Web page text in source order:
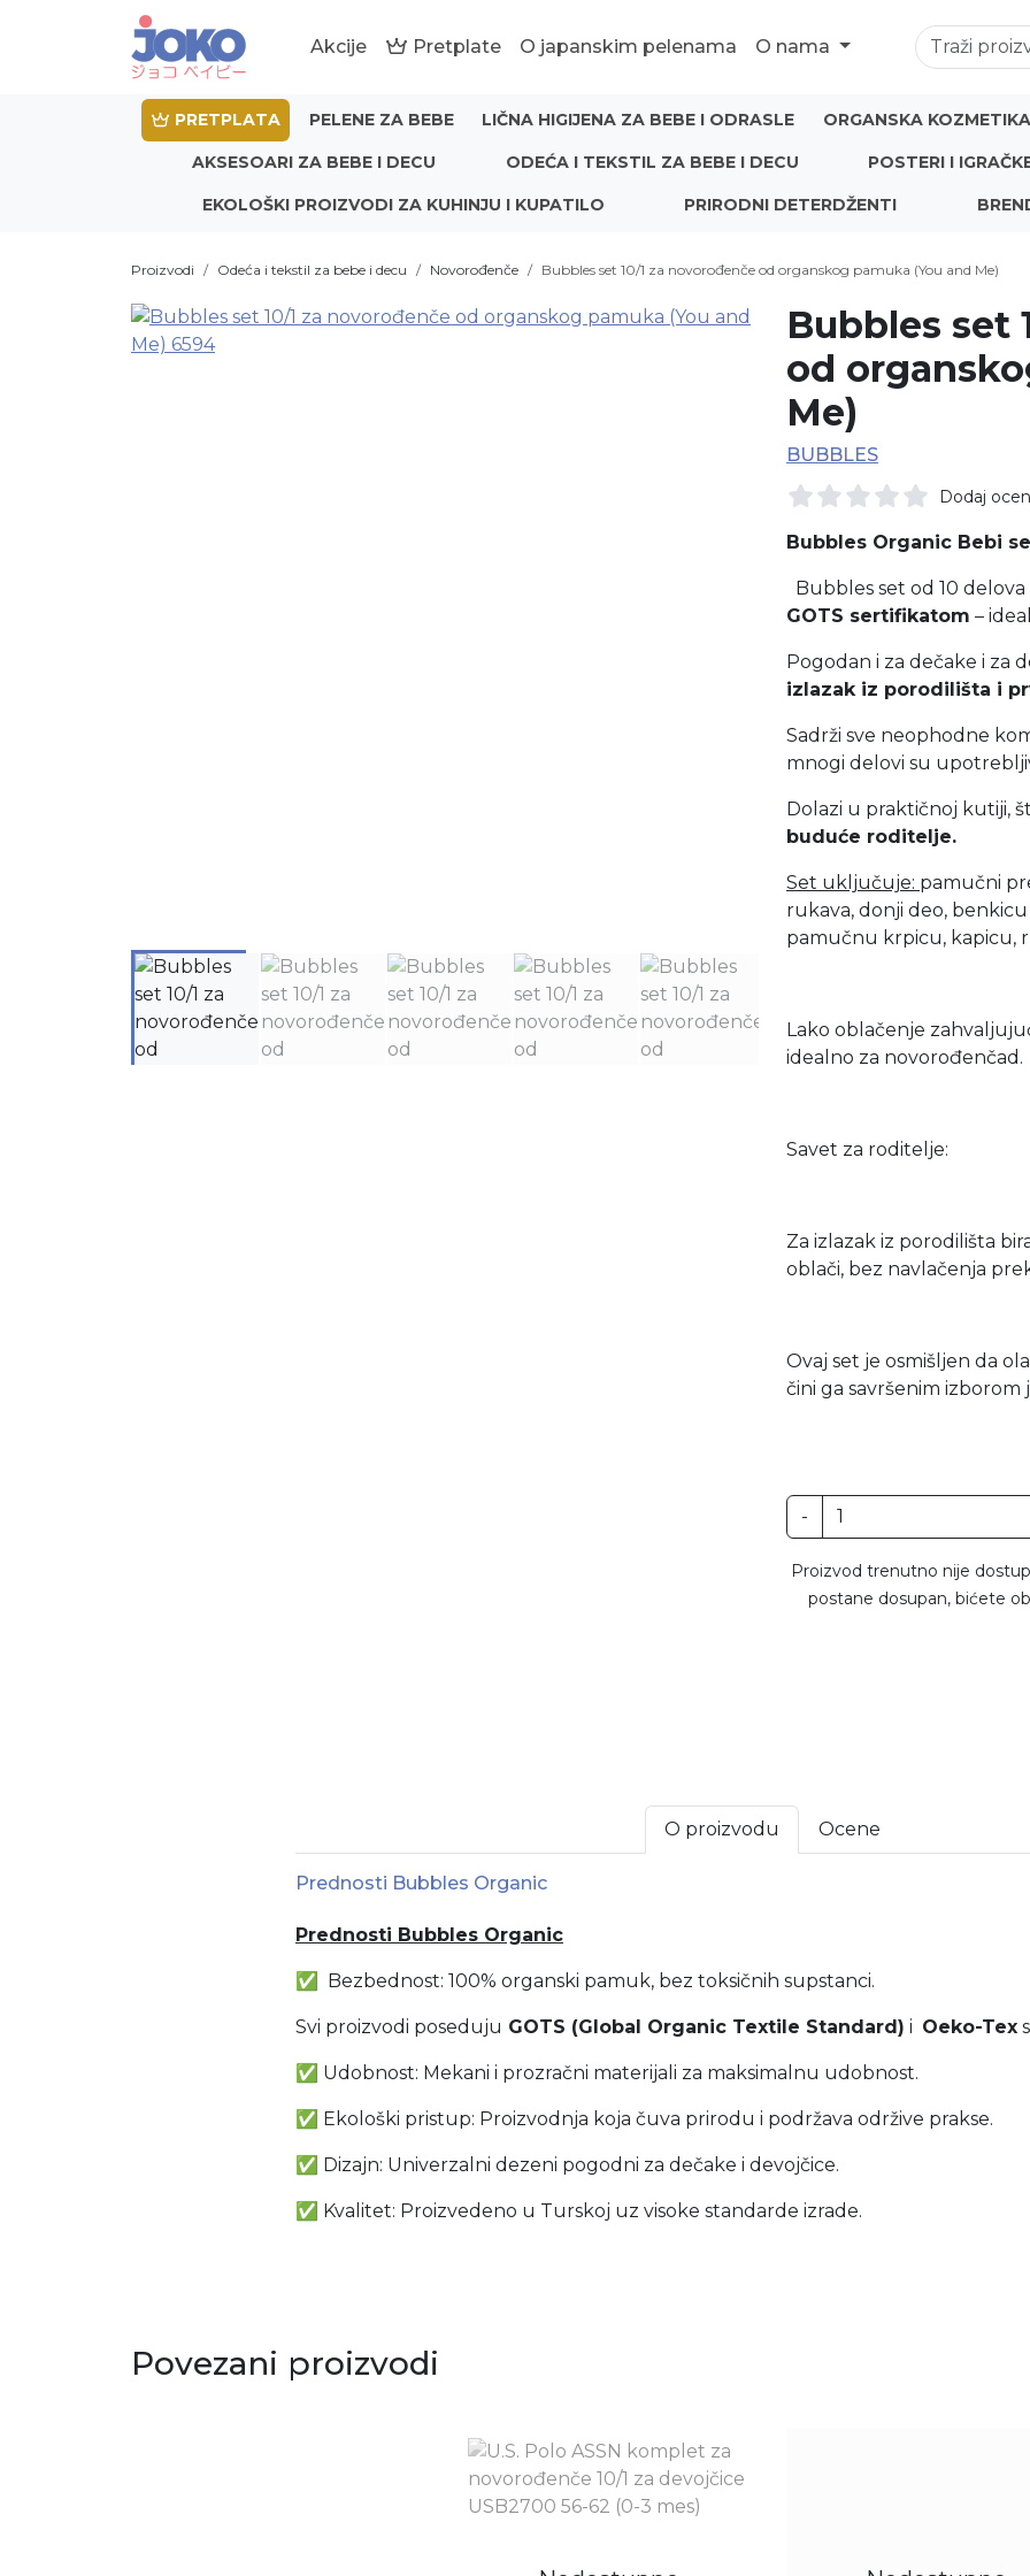
Akcije Pretplate O japanskim pelenama O nama
PRETPLATA PELENE ZA BEBE LIČNA HIGIJENA ZA BEBE I ODRASLE ORGANSKA
AKSESOARI ZA BEBE I DECU ODEĆA I TEKSTIL ZA BEBE I DECU POSTERI I
EKOLOŠKI PROIZVODI ZA KUHINJU I KUPATILO PRIRODNI DETERDŽENTI
Proizvodi Odeća i tekstil za bebe i decu Novorođenče Bubbles set 10/1 za novorođenče od organskog pamuka (You and Me)
Bubbles set
od
Me)
BUBBLES
Dodaj
Bubbles Organic Bebi
Bubbles set od 10
GOTS sertifikatom –
Pogodan i za dečake i za
izlazak iz porodilišta i
Sadrži sve neophodne
mnogi delovi su
Dolazi u praktičnoj kutiji,
buduće roditelje.
Set uključuje: pamučni
rukava, donji deo,
pamučnu krpicu, kapicu,
Lako oblačenje
idealno za
Savet za roditelje:
Za izlazak iz porodilišta
oblači, bez navlačenja
Ovaj set je osmišljen da
čini ga savršenim
-
Proizvod trenutno nije
postane dosupan, bićete
O proizvodu Ocene
Prednosti Bubbles Organic
Prednosti Bubbles Organic
✅ Bezbednost: 100% organski pamuk, bez toksičnih supstanci.
Svi proizvodi poseduju GOTS (Global Organic Textile Standard) i Oeko-Tex
✅ Udobnost: Mekani i prozračni materijali za maksimalnu udobnost.
✅ Ekološki pristup: Proizvodnja koja čuva prirodu i podržava održive prakse.
✅ Dizajn: Univerzalni dezeni pogodni za dečake i devojčice.
✅ Kvalitet: Proizvedeno u Turskoj uz visoke standarde izrade.
Povezani proizvodi